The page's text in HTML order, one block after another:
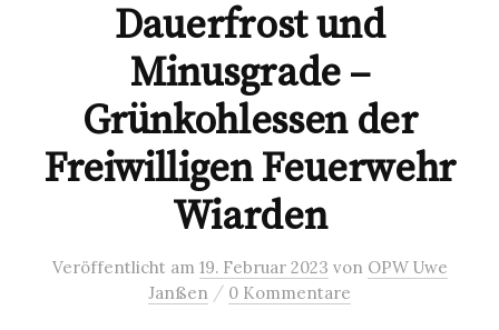
Dauerfrost und
Minusgrade –
Grünkohlessen der
Freiwilligen Feuerwehr
Wiarden
Veröffentlicht am 19. Februar 2023 von OPW Uwe
Janßen / 0 Kommentare